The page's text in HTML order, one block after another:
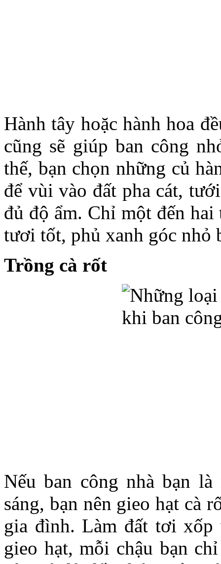
Hành tây hoặc hành hoa
cũng sẽ giúp ban công
thế, bạn chọn những củ
để vùi vào đất pha cát,
đủ độ ẩm. Chỉ một đến hai
tươi tốt, phủ xanh góc nhỏ
Trồng cà rốt
Nếu ban công nhà bạn
sáng, bạn nên gieo hạt cà
gia đình. Làm đất tơi
gieo hạt, mỗi chậu bạn